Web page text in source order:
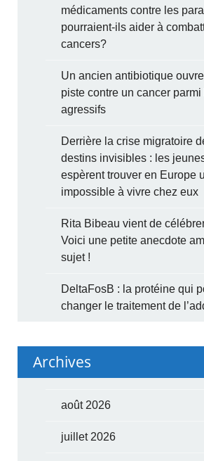
médicaments contre les
pourraient-ils aider à
cancers?
Un ancien antibiotique
piste contre un cancer
agressifs
Derrière la crise migratoire
destins invisibles : les
espèrent trouver en Europe
impossible à vivre chez eux
Rita Bibeau vient de
Voici une petite anecdote
sujet !
DeltaFosB : la protéine qui
changer le traitement de
Archives
août 2026
juillet 2026